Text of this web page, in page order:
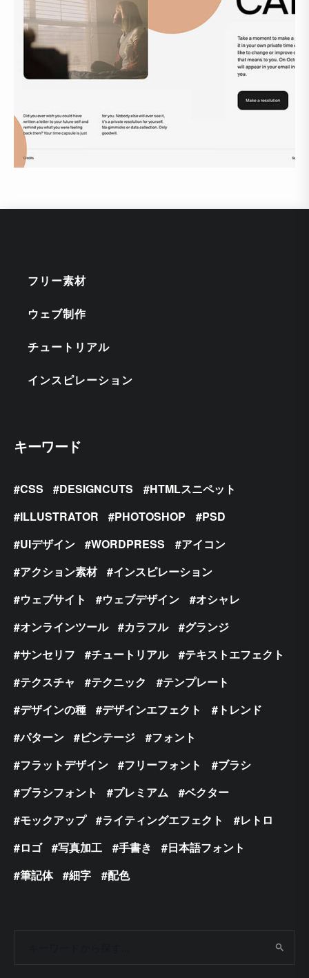
フリー素材
ウェブ制作
チュートリアル
インスピレーション
キーワード
CSS DESIGNCUTS
HTMLスニペット
ILLUSTRATOR
PHOTOSHOP
PSD
UIデザイン
WORDPRESS
アイコン
アクション素材
インスピレーション
ウェブサイト
ウェブデザイン
オシャレ
オンラインツール
カラフル
グランジ
サンセリフ
チュートリアル
テキストエフェクト
テクスチャ
テクニック
テンプレート
デザインの種
デザインエフェクト
トレンド
パターン
ビンテージ
フォント
フラットデザイン
フリーフォント
ブラシ
ブラシフォント
プレミアム
ベクター
モックアップ
ライティングエフェクト
レトロ
ロゴ
写真加工 手書き
日本語フォント
筆記体
細字 配色